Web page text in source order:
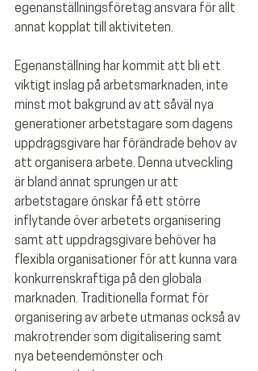
egenanställningsföretag ansvara för allt
annat kopplat till aktiviteten.
Egenanställning har kommit att bli ett
viktigt inslag på arbetsmarknaden, inte
minst mot bakgrund av att såväl nya
generationer arbetstagare som dagens
uppdragsgivare har förändrade behov av
att organisera arbete. Denna utveckling
är bland annat sprungen ur att
arbetstagare önskar få ett större
inflytande över arbetets organisering
samt att uppdragsgivare behöver ha
flexibla organisationer för att kunna vara
konkurrenskraftiga på den globala
marknaden. Traditionella format för
organisering av arbete utmanas också av
makrotrender som digitalisering samt
nya beteendemönster och